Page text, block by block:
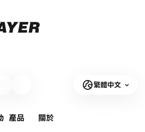
繁體中文
產品 關於